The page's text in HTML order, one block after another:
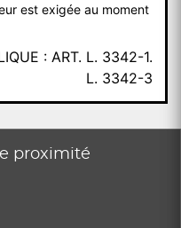
est exigée au moment
: ART. L. 3342-1.
L. 3342-3
proximité